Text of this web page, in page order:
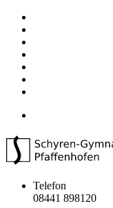
Telefon
08441 898120